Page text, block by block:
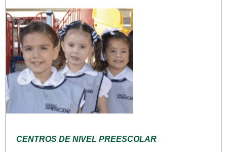
CENTROS DE NIVEL PREESCOLAR